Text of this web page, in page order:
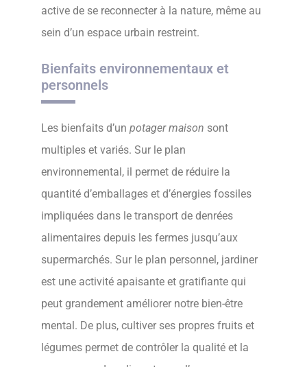
active de se reconnecter à la nature, même au
sein d’un espace urbain restreint.
Bienfaits environnementaux et
personnels
Les bienfaits d’un potager maison sont
multiples et variés. Sur le plan
environnemental, il permet de réduire la
quantité d’emballages et d’énergies fossiles
impliquées dans le transport de denrées
alimentaires depuis les fermes jusqu’aux
supermarchés. Sur le plan personnel, jardiner
est une activité apaisante et gratifiante qui
peut grandement améliorer notre bien-être
mental. De plus, cultiver ses propres fruits et
légumes permet de contrôler la qualité et la